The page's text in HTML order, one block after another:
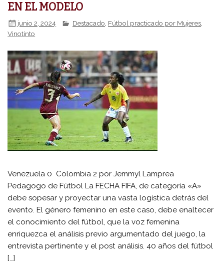
EN EL MODELO
junio 2, 2024 Destacado Fútbol practicado por Mujeres
Vinotinto
Venezuela 0 Colombia 2 por Jemmyl Lamprea
Pedagogo de Fútbol La FECHA FIFA, de categoría «A»
debe sopesar y proyectar una vasta logística detrás del
evento. El género femenino en este caso, debe enaltecer
el conocimiento del fútbol, que la voz femenina
enriquezca el análisis previo argumentado del juego, la
entrevista pertinente y el post análisis. 40 años del fútbol
[…]